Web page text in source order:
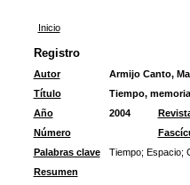
Inicio
Registro
Autor
Armijo Canto,
Título
Tiempo,
Año
2004
Número
Palabras clave
Tiempo; Espacio;
Resumen